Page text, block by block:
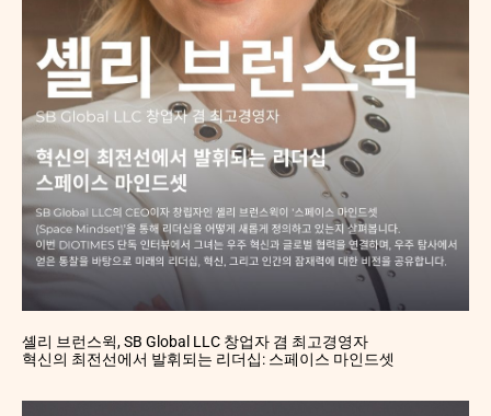
셸리 브런스윅, SB Global LLC 창업자 겸 최고경영자
혁신의 최전선에서 발휘되는 리더십: 스페이스 마인드셋